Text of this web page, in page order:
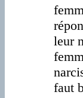
leur
faut